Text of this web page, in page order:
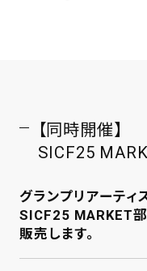
【同時開催】
SICF25
グランプリアーティ
SICF25 MARKET
販売します。